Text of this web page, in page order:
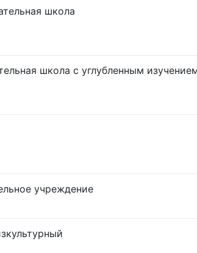
школа
школа с углубленным
учреждение